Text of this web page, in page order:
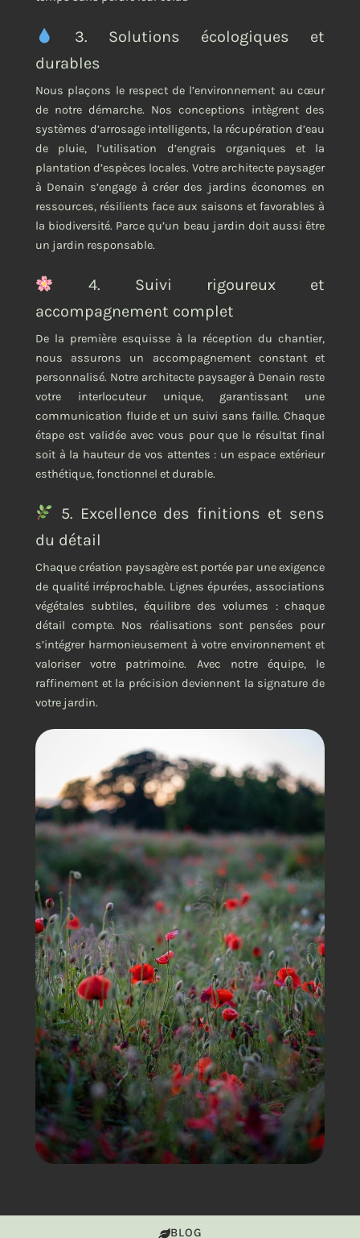
3. Solutions écologiques et
durables
Nous plaçons le respect de l’environnement au cœur
de notre démarche. Nos conceptions intègrent des
systèmes d’arrosage intelligents, la récupération d’eau
de pluie, l’utilisation d’engrais organiques et la
plantation d’espèces locales. Votre architecte paysager
à Denain s’engage à créer des jardins économes en
ressources, résilients face aux saisons et favorables à
la biodiversité. Parce qu’un beau jardin doit aussi être
un jardin responsable.
4. Suivi rigoureux et
accompagnement complet
De la première esquisse à la réception du chantier,
nous assurons un accompagnement constant et
personnalisé. Notre architecte paysager à Denain reste
votre interlocuteur unique, garantissant une
communication fluide et un suivi sans faille. Chaque
étape est validée avec vous pour que le résultat final
soit à la hauteur de vos attentes : un espace extérieur
esthétique, fonctionnel et durable.
5. Excellence des finitions et sens
du détail
Chaque création paysagère est portée par une exigence
de qualité irréprochable. Lignes épurées, associations
végétales subtiles, équilibre des volumes : chaque
détail compte. Nos réalisations sont pensées pour
s’intégrer harmonieusement à votre environnement et
valoriser votre patrimoine. Avec notre équipe, le
raffinement et la précision deviennent la signature de
votre jardin.
BLOG